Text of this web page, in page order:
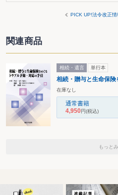
PICK UP!法令改正
関連商品
相続・遺言 単行本
相続・贈与と生命保険
在庫なし
通常書籍
4,950円(税込)
もっと